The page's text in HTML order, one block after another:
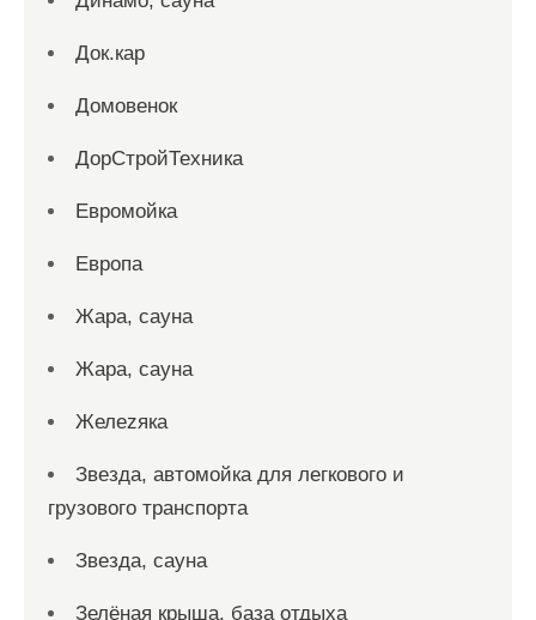
Док.кар
Домовенок
ДорСтройТехника
Евромойка
Европа
Жара, сауна
Жара, сауна
Желеzяка
Звезда, автомойка для легкового и
грузового транспорта
Звезда, сауна
Зелёная крыша, база отдыха